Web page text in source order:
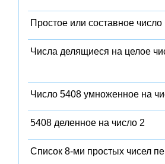
Простое или составное число
Числа делящиеся на целое
Число 5408 умноженное на
5408 деленное на число 2
Список 8-ми простых чисел